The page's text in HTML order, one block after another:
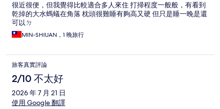
很近很便，但我覺得比較適合多人來住 打掃程度一般般，有看到
乾掉的大水螞蟻在角落 枕頭很難睡有夠高又硬 但只是睡一晚是還
可以ㄉ
MIN-SHIUAN，1 晚旅行
旅客真實評論
2/10 不太好
2026 年 7 月 21 日
使用 Google 翻譯